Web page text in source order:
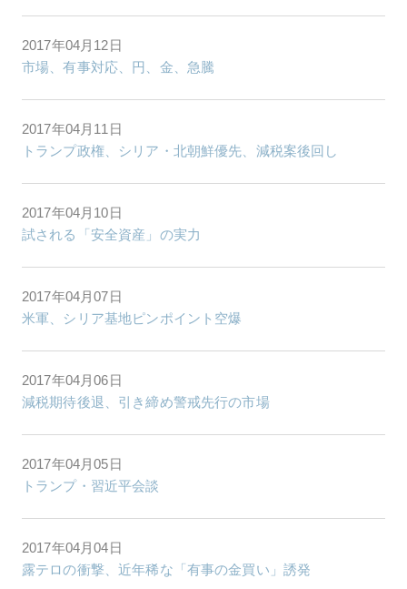
2017年04月12日
市場、有事対応、円、金、急騰
2017年04月11日
トランプ政権、シリア・北朝鮮優先、減税案後回し
2017年04月10日
試される「安全資産」の実力
2017年04月07日
米軍、シリア基地ピンポイント空爆
2017年04月06日
減税期待後退、引き締め警戒先行の市場
2017年04月05日
トランプ・習近平会談
2017年04月04日
露テロの衝撃、近年稀な「有事の金買い」誘発